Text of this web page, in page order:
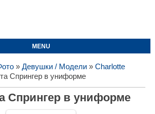
MENU
» Девушки / Модели» Charlotte
Спрингер в униформе
Спрингер в униформе